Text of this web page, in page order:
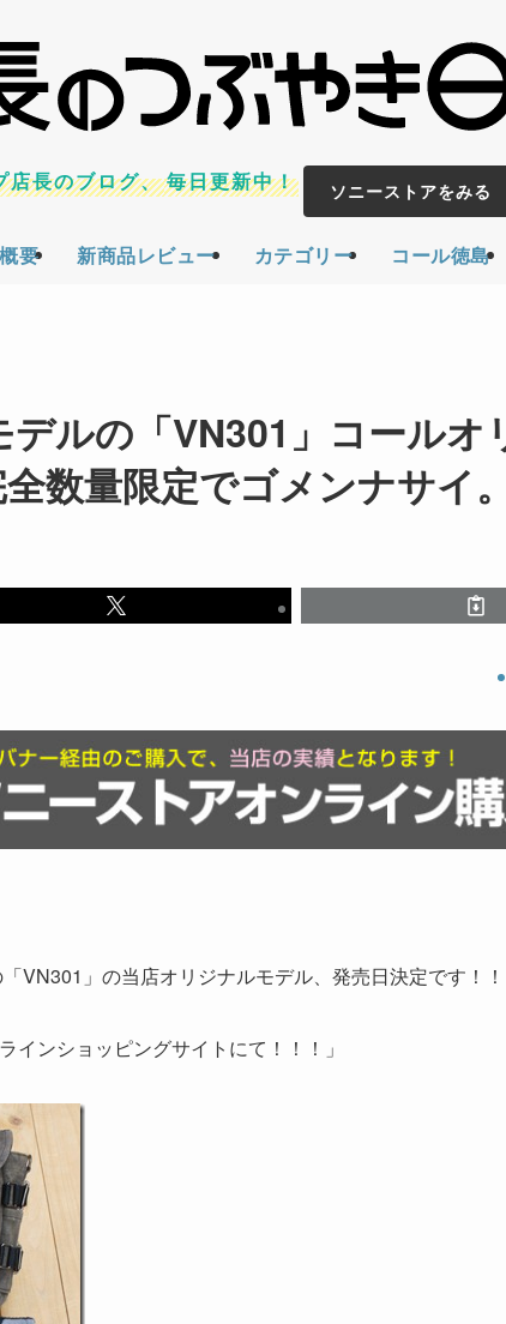
要 新商品レビュー カテゴリー コール徳島
店長のブログ、毎日更新中！ ソニーストアをみる
ルの「VN301」コールオ
数量限定でゴメンナサイ。
VN301」の当店オリジナルモデル、発売日決定です！！
ンショッピングサイトにて！！！」